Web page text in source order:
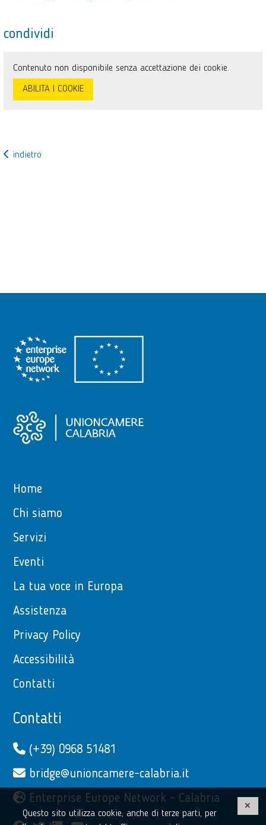
condividi
Contenuto non disponibile senza accettazione dei cookie.
ABILITA I COOKIE
indietro
Home
Chi siamo
Servizi
Eventi
La tua voce in Europa
Assistenza
Privacy Policy
Accessibilità
Contatti
Contatti
(+39) 0968 51481
bridge@unioncamere-calabria.it
Enterprise Europe Network - Calabria
Questo sito utilizza cookie, anche di terze parti, per